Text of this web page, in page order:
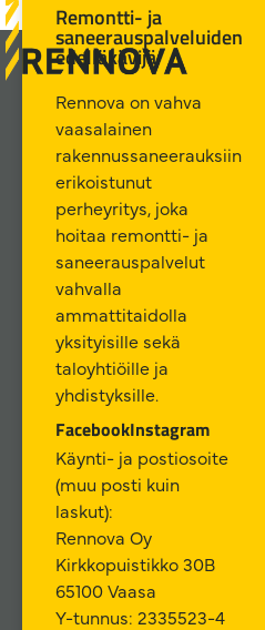
Remontti- ja
saneerauspalveluiden
edelläkävijä
Rennova on vahva
vaasalainen
rakennussaneerauksiin
erikoistunut
perheyritys, joka
hoitaa remontti- ja
saneerauspalvelut
vahvalla
ammattitaidolla
yksityisille sekä
taloyhtiöille ja
yhdistyksille.
FacebookInstagram
Käynti- ja postiosoite
(muu posti kuin
laskut):
Rennova Oy
Kirkkopuistikko 30B
65100 Vaasa
Y-tunnus: 2335523-4